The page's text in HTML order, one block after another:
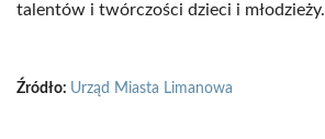
talentów i twórczości dzieci i młodzieży.
Źródło: Urząd Miasta Limanowa